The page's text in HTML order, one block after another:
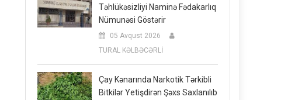
Təhlükəsizliyi Naminə Fədakarlıq
Nümunəsi Göstərir
05 Avqust 2026
TURAL KƏLBƏCƏRLİ
Çay Kənarında Narkotik Tərkibli
Bitkilər Yetişdirən Şəxs Saxlanılıb